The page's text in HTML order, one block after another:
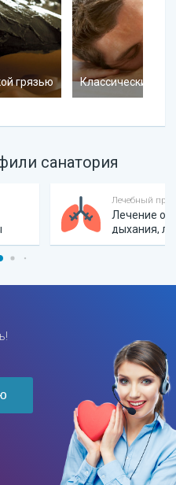
грязью Классический
санатория
Лечебный
Лечение
дыхания,